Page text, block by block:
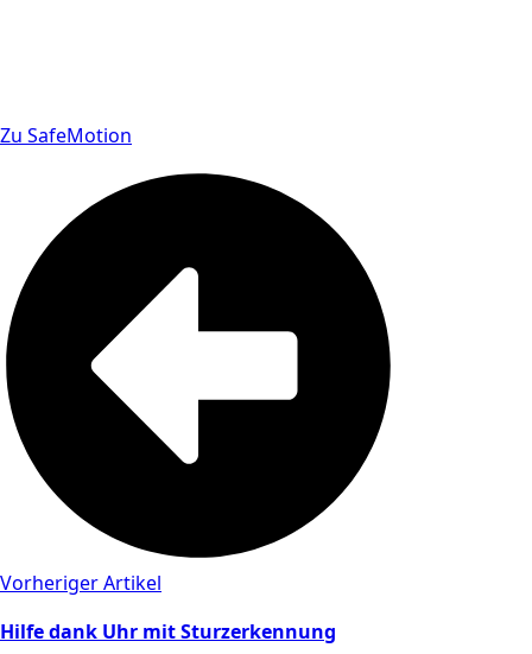
Zu SafeMotion
Vorheriger Artikel
Hilfe dank Uhr mit Sturzerkennung